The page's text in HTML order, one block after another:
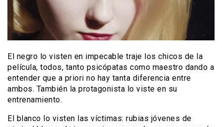
El negro lo visten en impecable traje los chicos de la
película, todos, tanto psicópatas como maestro dando a
entender que a priori no hay tanta diferencia entre
ambos. También la protagonista lo viste en su
entrenamiento.
El blanco lo visten las víctimas: rubias jóvenes de